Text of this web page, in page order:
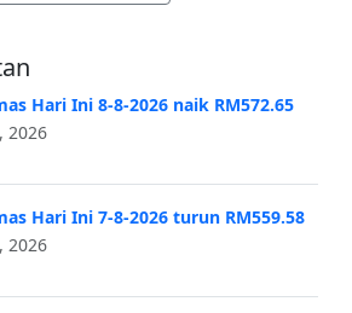
Hari Ini 8-8-2026 naik RM572.65
2026
Hari Ini 7-8-2026 turun RM559.58
2026